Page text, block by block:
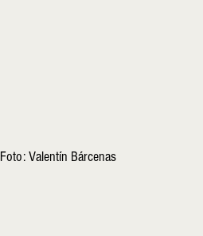
Foto: Valentín Bárcenas